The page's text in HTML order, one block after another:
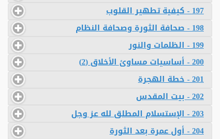
197 - كيفية تطهير القلوب
198 - صحافة الثورة وصحافة النظام
199 - الظلمات والنور
200 - أساسيات مساوئ الأخلاق (2)
201 - خطة الهجرة
202 - بيت المقدس
203 - الإستسلام المطلق لله عز وجل
204 - أول عمرة بعد الثورة